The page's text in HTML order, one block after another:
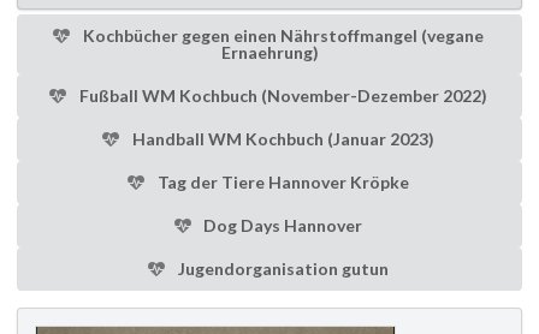
Kochbücher gegen einen Nährstoffmangel (vegane
Ernaehrung)
Fußball WM Kochbuch (November-Dezember 2022)
Handball WM Kochbuch (Januar 2023)
Tag der Tiere Hannover Kröpke
Dog Days Hannover
Jugendorganisation gutun